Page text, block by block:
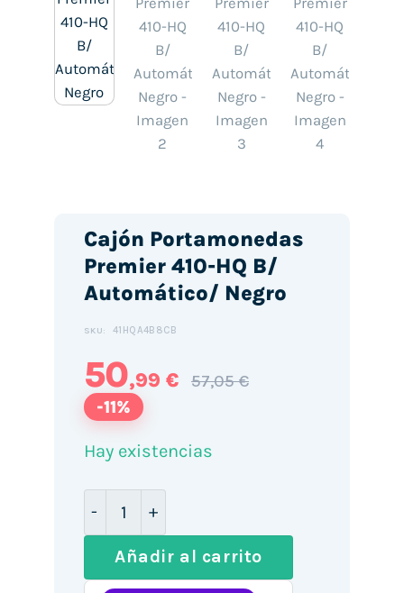
Cajón Portamonedas
Premier 410-HQ B/
Automático/ Negro
SKU: 41HQA4B8CB
50,99 € 57,05 €
-11%
Hay existencias
Añadir al carrito